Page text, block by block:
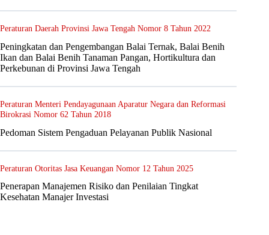
Peraturan Daerah Provinsi Jawa Tengah Nomor 8 Tahun 2022
Peningkatan dan Pengembangan Balai Ternak, Balai Benih
Ikan dan Balai Benih Tanaman Pangan, Hortikultura dan
Perkebunan di Provinsi Jawa Tengah
Peraturan Menteri Pendayagunaan Aparatur Negara dan Reformasi
Birokrasi Nomor 62 Tahun 2018
Pedoman Sistem Pengaduan Pelayanan Publik Nasional
Peraturan Otoritas Jasa Keuangan Nomor 12 Tahun 2025
Penerapan Manajemen Risiko dan Penilaian Tingkat
Kesehatan Manajer Investasi